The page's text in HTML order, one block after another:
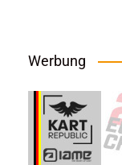
Werbung